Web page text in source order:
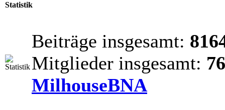
Statistik
Beiträge insgesamt:
Mitglieder insgesamt:
MilhouseBNA